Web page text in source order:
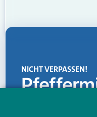
NICHT VERPASSEN!